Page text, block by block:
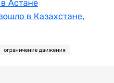
Астане
в Казахстане,
ограничение движения